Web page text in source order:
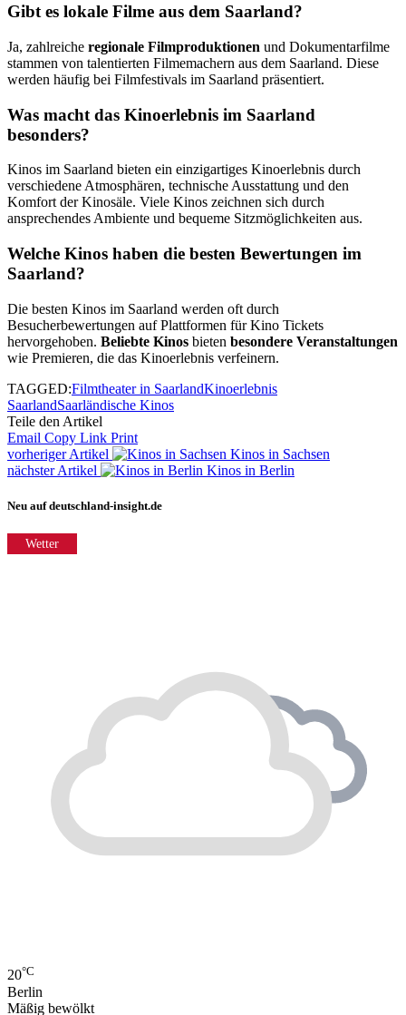
Gibt es lokale Filme aus dem Saarland?
Ja, zahlreiche regionale Filmproduktionen und Dokumentarfilme
stammen von talentierten Filmemachern aus dem Saarland. Diese
werden häufig bei Filmfestivals im Saarland präsentiert.
Was macht das Kinoerlebnis im Saarland
besonders?
Kinos im Saarland bieten ein einzigartiges Kinoerlebnis durch
verschiedene Atmosphären, technische Ausstattung und den
Komfort der Kinosäle. Viele Kinos zeichnen sich durch
ansprechendes Ambiente und bequeme Sitzmöglichkeiten aus.
Welche Kinos haben die besten Bewertungen im
Saarland?
Die besten Kinos im Saarland werden oft durch
Besucherbewertungen auf Plattformen für Kino Tickets
hervorgehoben. Beliebte Kinos bieten besondere Veranstaltungen
wie Premieren, die das Kinoerlebnis verfeinern.
TAGGED:Filmtheater in SaarlandKinoerlebnis
SaarlandSaarländische Kinos
Teile den Artikel
Email Copy Link Print
vorheriger Artikel
Kinos in Sachsen
nächster Artikel
Kinos in Berlin
Neu auf deutschland-insight.de
Wetter
20°C
Berlin
Mäßig bewölkt